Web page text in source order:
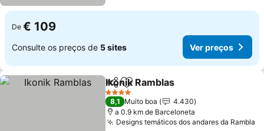
De € 109
Consulte os preços de 5 sites Ver preços
PartilharAdicionar aos favoritos
Ikonik Ramblas
4 Estrelas
8,1 Muito boa
4.430
a 0.9 km de Barceloneta
Designs temáticos dos andares da Rambla